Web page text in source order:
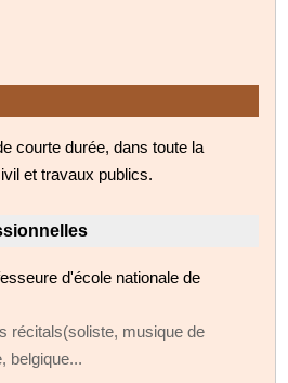
courte durée, dans toute la
et travaux publics.
d'école nationale de
récitals(soliste, musique de
belgique...